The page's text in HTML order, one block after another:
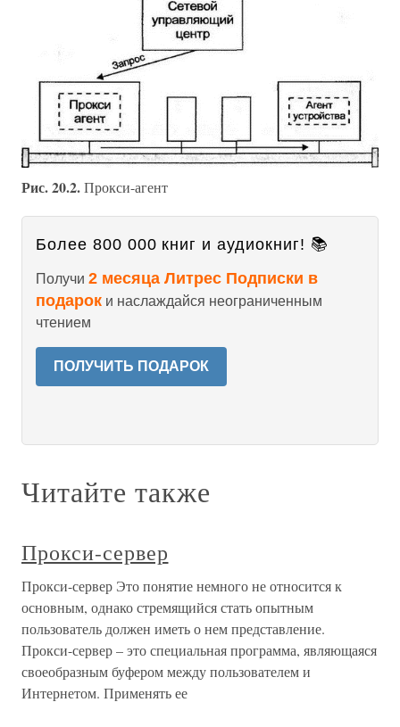
Рис. 20.2.Прокси-агент
Более 800 000 книг и аудиокниг! 📚
Получи 2 месяца Литрес Подписки в
подарок и наслаждайся неограниченным
чтением
ПОЛУЧИТЬ ПОДАРОК
Читайте также
Прокси-сервер
Прокси-сервер Это понятие немного не относится к
основным, однако стремящийся стать опытным
пользователь должен иметь о нем представление.
Прокси-сервер – это специальная программа, являющаяся
своеобразным буфером между пользователем и
Интернетом. Применять ее